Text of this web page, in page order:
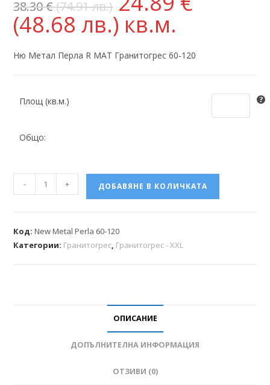
38.30€(74.91 лв.)
(48.68 лв.) кв.м.
Ню Метал Перла R МАТ Гранитогрес 60-120
Площ (кв.м.)
Общо:
- + ДОБАВЯНЕ В КОЛИЧКАТА
Код:New Metal Perla 60-120
Категории: Гранитогрес, Гранитогрес - XXL
ОПИСАНИЕ
ДОПЪЛНИТЕЛНА ИНФОРМАЦИЯ
ОТЗИВИ (0)